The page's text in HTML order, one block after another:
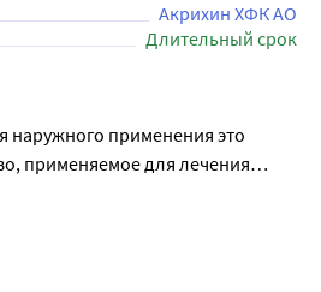
Акрихин ХФК АО
Длительный срок
наружного применения это
для лечения
Ее основной
является составной